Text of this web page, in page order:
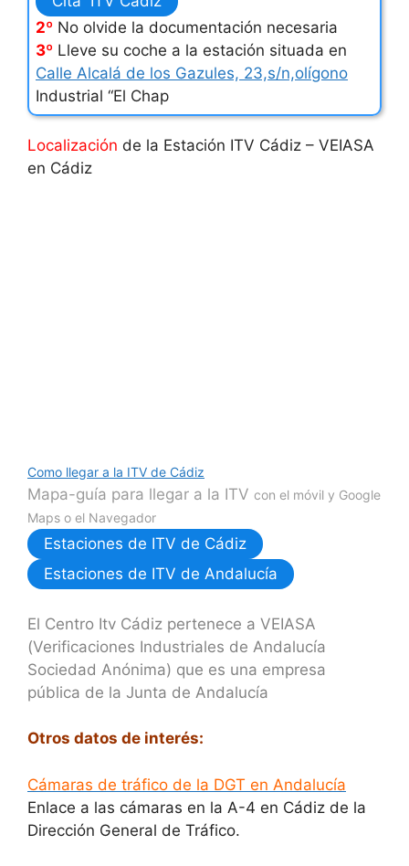
2º No olvide la documentación necesaria
3º Lleve su coche a la estación situada en
Calle Alcalá de los Gazules, 23,s/n,olígono
Industrial “El Chap
Localización de la Estación ITV Cádiz – VEIASA
en Cádiz
Como llegar a la ITV de Cádiz
Mapa-guía para llegar a la ITV con el móvil y Google
Maps o el Navegador
Estaciones de ITV de Cádiz
Estaciones de ITV de Andalucía
El Centro Itv Cádiz pertenece a VEIASA
(Verificaciones Industriales de Andalucía
Sociedad Anónima) que es una empresa
pública de la Junta de Andalucía
Otros datos de interés:
Cámaras de tráfico de la DGT en Andalucía
Enlace a las cámaras en la A-4 en Cádiz de la
Dirección General de Tráfico.